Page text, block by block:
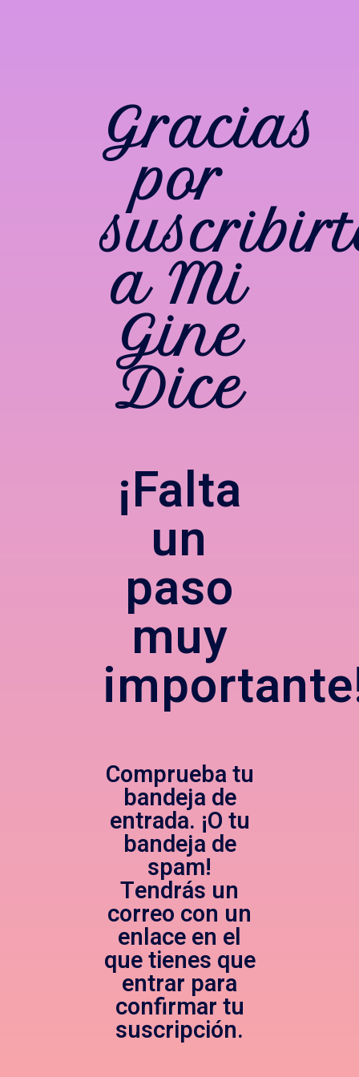
Gracias
por
a Mi
Gine
Dice
¡Falta
un
paso
muy
Comprueba tu
bandeja de
entrada. ¡O tu
bandeja de
spam!
Tendrás un
correo con un
enlace en el
que tienes que
entrar para
confirmar tu
suscripción.